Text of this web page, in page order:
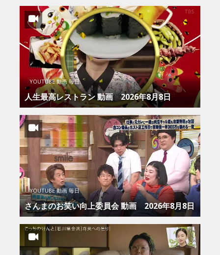
YOUTUBE 動画 毎日
人生最高レストラン 動画 2026年8月8日
YOUTUBE 動画 毎日
さんまのお笑い向上委員会 動画 2026年8月8日